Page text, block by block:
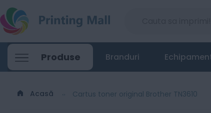
Produse Branduri
Acasă Cartus toner original Brother TN3610